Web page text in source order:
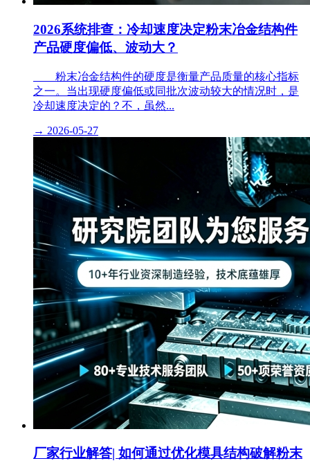
2026系统排查：冷却速度决定粉末冶金结构件
产品硬度偏低、波动大？
粉末冶金结构件的硬度是衡量产品质量的核心指标
之一。当出现硬度偏低或同批次波动较大的情况时，是
冷却速度决定的？不，虽然...
→ 2026-05-27
厂家行业解答| 如何通过优化模具结构破解粉末